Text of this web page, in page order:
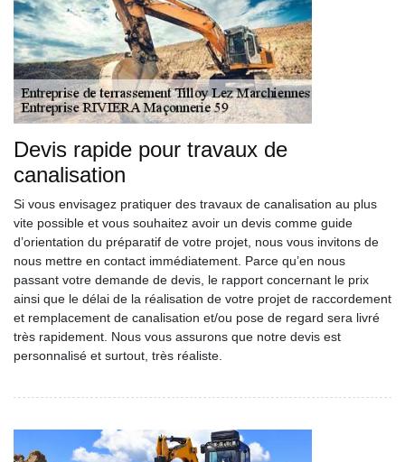
Devis rapide pour travaux de
canalisation
Si vous envisagez pratiquer des travaux de canalisation au plus
vite possible et vous souhaitez avoir un devis comme guide
d’orientation du préparatif de votre projet, nous vous invitons de
nous mettre en contact immédiatement. Parce qu’en nous
passant votre demande de devis, le rapport concernant le prix
ainsi que le délai de la réalisation de votre projet de raccordement
et remplacement de canalisation et/ou pose de regard sera livré
très rapidement. Nous vous assurons que notre devis est
personnalisé et surtout, très réaliste.